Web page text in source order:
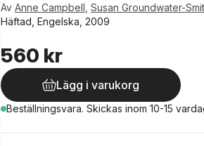
Av Anne Campbell Susan Groundwater-
Häftad, Engelska, 2009
560 kr
Lägg i varukorg
Beställningsvara. Skickas inom 10-15